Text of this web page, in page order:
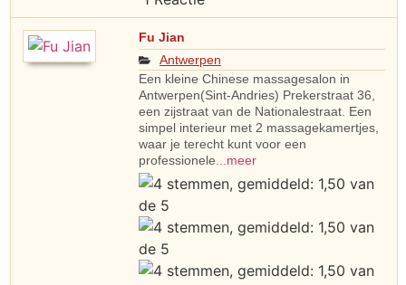
Fu Jian
Antwerpen
Een kleine Chinese massagesalon in
Antwerpen(Sint-Andries) Prekerstraat 36,
een zijstraat van de Nationalestraat. Een
simpel interieur met 2 massagekamertjes,
waar je terecht kunt voor een
professionele...meer